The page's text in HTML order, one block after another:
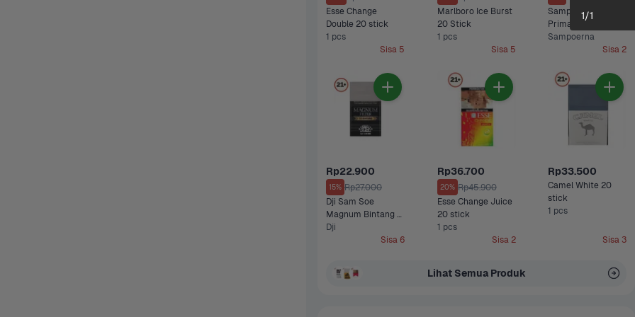
Esse Change
Double 20 stick
1 pcs
Sisa 5
Marlboro Ice Burst
20 Stick
1 pcs
Sisa 5
Sampoerna Kretek
Prima 12 stick
Sampoerna
Sisa 2
Rp22.900
15% Rp27.000
Dji Sam Soe
Magnum Bintang
12 stick
Dji
Sisa 6
Rp36.700
20% Rp45.900
Esse Change Juice
20 stick
1 pcs
Sisa 2
Rp33.500
Camel White 20
stick
1 pcs
Sisa 3
Lihat Semua Produk
1/1